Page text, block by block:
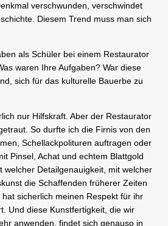
verschwunden, verschwindet
Diesem Trend muss man sich
als Schüler bei einem Restaurator
waren Ihre Aufgaben? War diese
sich für das kulturelle Bauerbe zu
nur Hilfskraft. Aber der Restaurator
So durfte ich die Firnis von den
Schellackpolituren auftragen oder
Pinsel, Achat und echtem Blattgold
welcher Detailgenauigkeit, mit welcher
die Schaffenden früherer Zeiten
sicherlich meinen Respekt für ihr
Und diese Kunstfertigkeit, die wir
anwenden, findet sich genauso in